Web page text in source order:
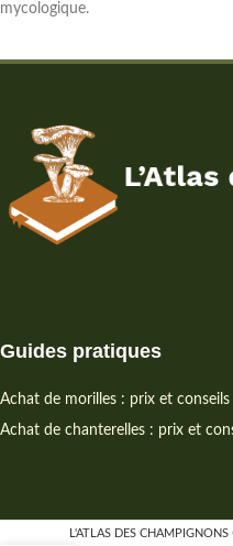
mycologique.
Guides pratiques
Achat de morilles : prix et conseils
Achat de chanterelles : prix et
L'ATLAS DES CHAMPIGNONS